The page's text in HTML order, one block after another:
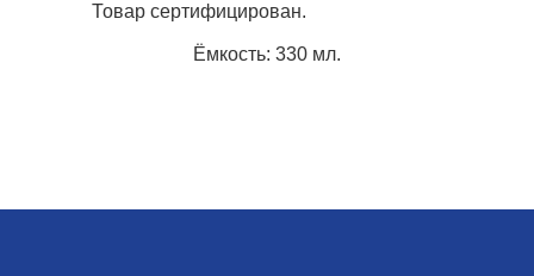
Товар сертифицирован.
Ёмкость: 330 мл.